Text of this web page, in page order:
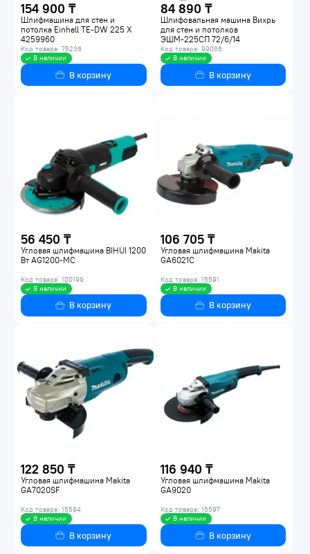
154 900 ₸
Шлифмашина для стен и
потолка Einhell TE-DW 225 X
4259960
Код товара: 75236
В наличии
В корзину
84 890 ₸
Шлифовальная машина Вихрь
для стен и потолков
ЭШМ-225СП 72/6/14
Код товара: 99086
В наличии
В корзину
56 450 ₸
Угловая шлифмашина BIHUI 1200
Вт AG1200-MC
Код товара: 100199
В наличии
В корзину
106 705 ₸
Угловая шлифмашина Makita
GA6021C
Код товара: 15591
В наличии
В корзину
122 850 ₸
Угловая шлифмашина Makita
GA7020SF
Код товара: 15594
В наличии
В корзину
116 940 ₸
Угловая шлифмашина Makita
GA9020
Код товара: 15597
В наличии
В корзину